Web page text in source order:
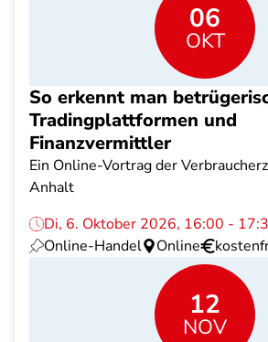
06
OKT
So erkennt man
Tradingplattformen und
Finanzvermittler
Ein Online-Vortrag der
Anhalt
Di, 6. Oktober 2026, 16:00 -
Online-Handel
Online
12
NOV